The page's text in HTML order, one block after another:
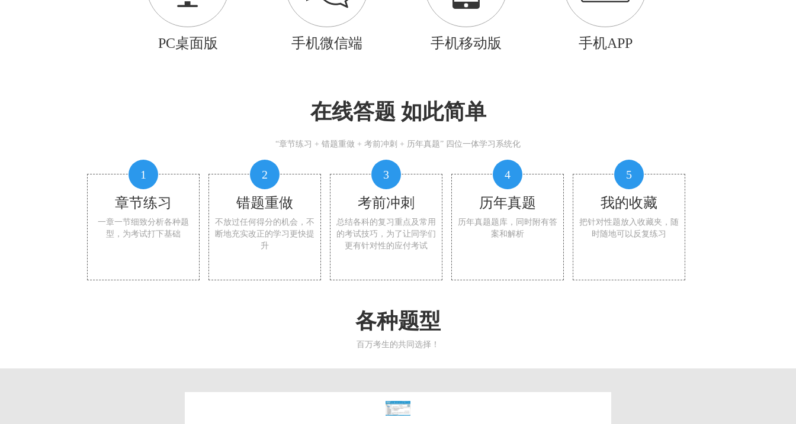
PC桌面版 手机微信端 手机移动版 手机APP
在线答题 如此简单
“章节练习 + 错题重做 + 考前冲刺 + 历年真题” 四位一体学习系统化
1
章节练习
一章一节细致分析各种题
型，为考试打下基础
2
错题重做
不放过任何得分的机会，不
断地充实改正的学习更快提
升
3
考前冲刺
总结各科的复习重点及常用
的考试技巧，为了让同学们
更有针对性的应付考试
4
历年真题
历年真题题库，同时附有答
案和解析
5
我的收藏
把针对性题放入收藏夹，随
时随地可以反复练习
各种题型
百万考生的共同选择！